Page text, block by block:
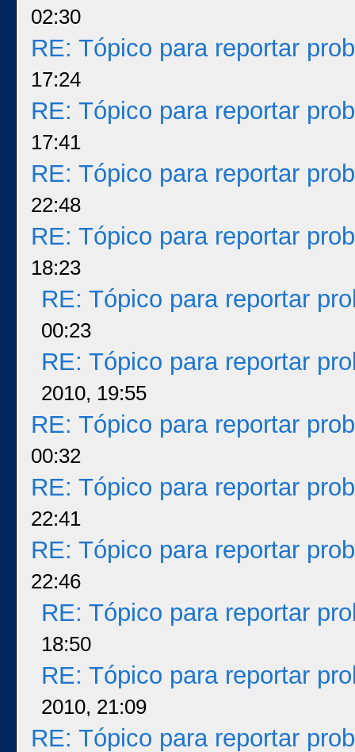
02:30
RE: Tópico para reportar
17:24
RE: Tópico para reportar
17:41
RE: Tópico para reportar
22:48
RE: Tópico para reportar
18:23
RE: Tópico para reportar
00:23
RE: Tópico para reportar
2010, 19:55
RE: Tópico para reportar
00:32
RE: Tópico para reportar
22:41
RE: Tópico para reportar
22:46
RE: Tópico para reportar
18:50
RE: Tópico para reportar
2010, 21:09
RE: Tópico para reportar